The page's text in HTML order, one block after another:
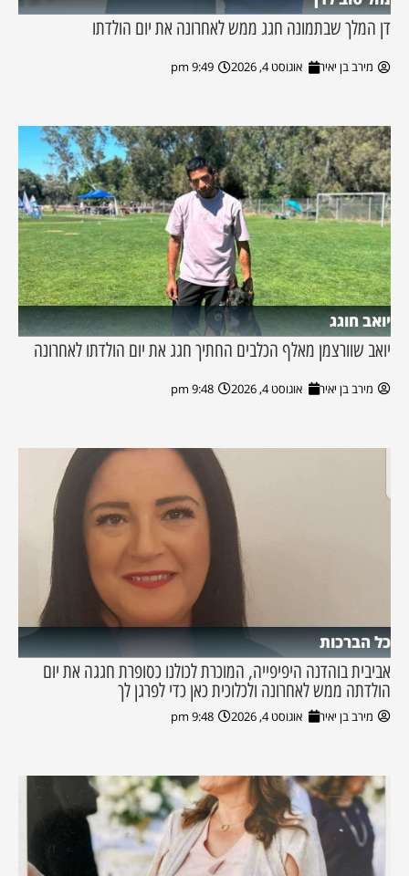
דן המלך שבתמונה חגג ממש לאחרונה את יום הולדתו
מירב בן יאיר אוגוסט 4, 2026 9:49 pm
יואב חוגג
יואב שוורצמן מאלף הכלבים החתיך חגג את יום הולדתו לאחרונה
מירב בן יאיר אוגוסט 4, 2026 9:48 pm
כל הברכות
אביבית בוהדנה היפיפייה, המוכרת לכולנו כסופרת חגגה את יום
הולדתה ממש לאחרונה ולכלוכית כאן כדי לפרגן לך
מירב בן יאיר אוגוסט 4, 2026 9:48 pm